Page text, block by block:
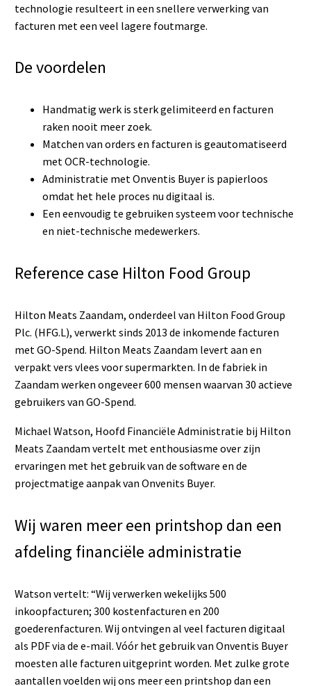
technologie resulteert in een snellere verwerking van
facturen met een veel lagere foutmarge.
De voordelen
Handmatig werk is sterk gelimiteerd en facturen
raken nooit meer zoek.
Matchen van orders en facturen is geautomatiseerd
met OCR-technologie.
Administratie met Onventis Buyer is papierloos
omdat het hele proces nu digitaal is.
Een eenvoudig te gebruiken systeem voor technische
en niet-technische medewerkers.
Reference case Hilton Food Group
Hilton Meats Zaandam, onderdeel van Hilton Food Group
Plc. (HFG.L), verwerkt sinds 2013 de inkomende facturen
met GO-Spend. Hilton Meats Zaandam levert aan en
verpakt vers vlees voor supermarkten. In de fabriek in
Zaandam werken ongeveer 600 mensen waarvan 30 actieve
gebruikers van GO-Spend.
Michael Watson, Hoofd Financiële Administratie bij Hilton
Meats Zaandam vertelt met enthousiasme over zijn
ervaringen met het gebruik van de software en de
projectmatige aanpak van Onvenits Buyer.
Wij waren meer een printshop dan een
afdeling financiële administratie
Watson vertelt: “Wij verwerken wekelijks 500
inkoopfacturen; 300 kostenfacturen en 200
goederenfacturen. Wij ontvingen al veel facturen digitaal
als PDF via de e-mail. Vóór het gebruik van Onventis Buyer
moesten alle facturen uitgeprint worden. Met zulke grote
aantallen voelden wij ons meer een printshop dan een